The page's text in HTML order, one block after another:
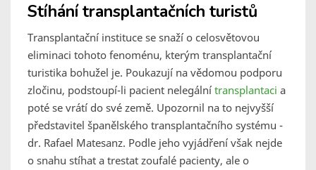
Stíhání transplantačních turistů
Transplantační instituce se snaží o celosvětovou
eliminaci tohoto fenoménu, kterým transplantační
turistika bohužel je. Poukazují na vědomou podporu
zločinu, podstoupí-li pacient nelegální transplantaci a
poté se vrátí do své země. Upozornil na to nejvyšší
představitel španělského transplantačního systému -
dr. Rafael Matesanz. Podle jeho vyjádření však nejde
o snahu stíhat a trestat zoufalé pacienty, ale o